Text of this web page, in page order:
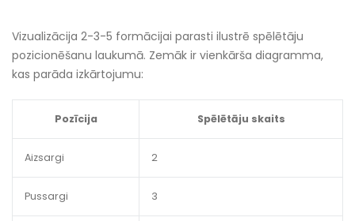
Vizualizācija 2-3-5 formācijai parasti ilustrē spēlētāju
pozicionēšanu laukumā. Zemāk ir vienkārša diagramma,
kas parāda izkārtojumu:
Pozīcija Spēlētāju skaits
Aizsargi 2
Pussargi 3